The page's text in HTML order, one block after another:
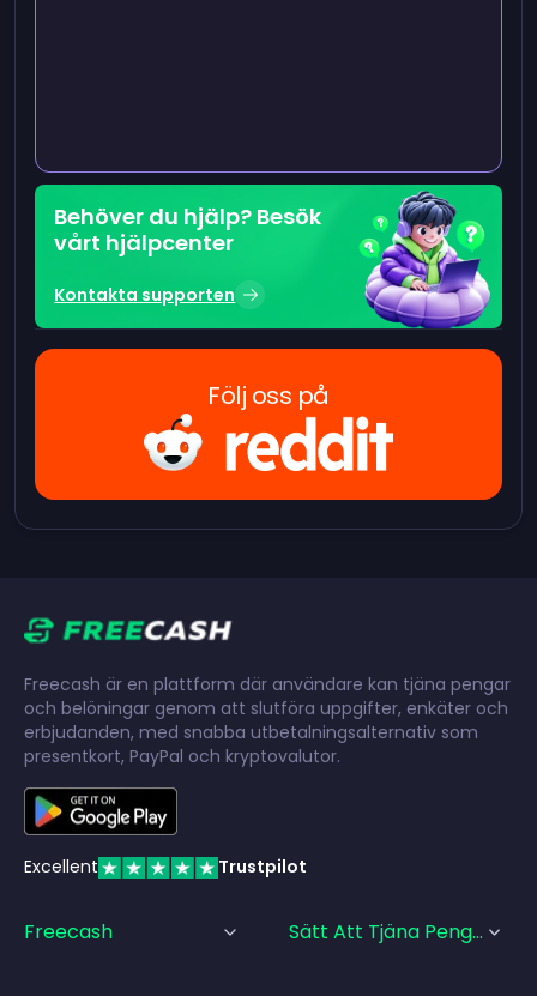
Behöver du hjälp? Besök
vårt hjälpcenter
Kontakta supporten
Följ oss på
Freecash är en plattform där användare kan tjäna pengar
och belöningar genom att slutföra uppgifter, enkäter och
erbjudanden, med snabba utbetalningsalternativ som
presentkort, PayPal och kryptovalutor.
Excellent Trustpilot
Freecash Sätt Att Tjäna Pengar